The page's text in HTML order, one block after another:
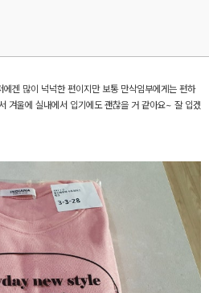
겐 많이 넉넉한 편이지만 보통 만삭임부에게는 편하
겨울에 실내에서 입기에도 괜찮을 거 같아요~ 잘 입겠